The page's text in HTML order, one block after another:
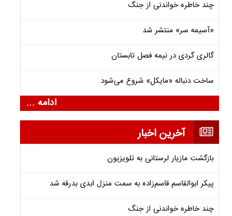
چند خاطره خواندنی از جنگ
«آسیمه سر» منتشر شد
گالری گردی در نیمه فصل تابستان
ساخت دنباله «مایکل» شروع می‌شود
ادامه ...
آخرین اخبار
بازگشت مازیار لرستانی به تلویزیون
پیکر ابوالقاسم قاسم‌زاده به سمت منزل ابدی بدرقه شد
چند خاطره خواندنی از جنگ